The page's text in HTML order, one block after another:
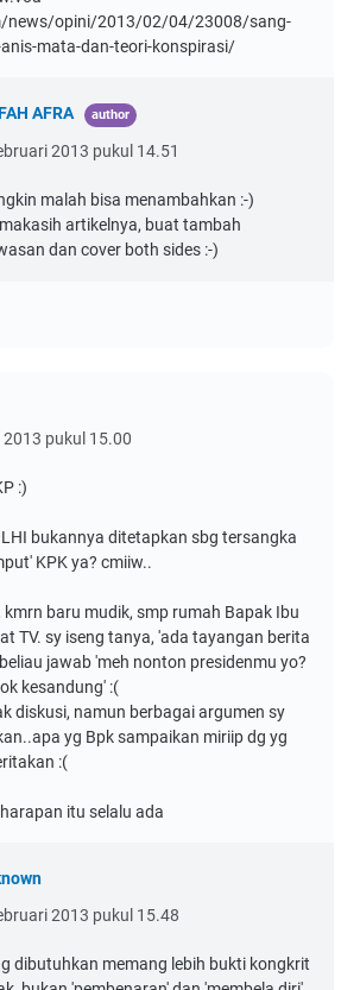
news/opini/2013/02/04/23008/sang-
mata-dan-teori-konspirasi/
AFRA
2013 pukul 14.51
malah bisa menambahkan :-)
artikelnya, buat tambah
dan cover both sides :-)
2013 pukul 15.00
:)
bukannya ditetapkan sbg tersangka
KPK ya? cmiiw..
kmrn baru mudik, smp rumah Bapak Ibu
TV. sy iseng tanya, 'ada tayangan berita
jawab 'meh nonton presidenmu yo?
kesandung' :(
diskusi, namun berbagai argumen sy
yg Bpk sampaikan miriip dg yg
:(
itu selalu ada
2013 pukul 15.48
dibutuhkan memang lebih bukti kongkrit